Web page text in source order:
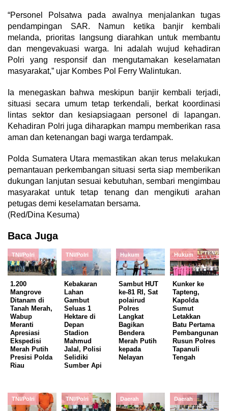
“Personel Polsatwa pada awalnya menjalankan tugas
pendampingan SAR. Namun ketika banjir kembali
melanda, prioritas langsung diarahkan untuk membantu
dan mengevakuasi warga. Ini adalah wujud kehadiran
Polri yang responsif dan mengutamakan keselamatan
masyarakat,” ujar Kombes Pol Ferry Walintukan.
Ia menegaskan bahwa meskipun banjir kembali terjadi,
situasi secara umum tetap terkendali, berkat koordinasi
lintas sektor dan kesiapsiagaan personel di lapangan.
Kehadiran Polri juga diharapkan mampu memberikan rasa
aman dan ketenangan bagi warga terdampak.
Polda Sumatera Utara memastikan akan terus melakukan
pemantauan perkembangan situasi serta siap memberikan
dukungan lanjutan sesuai kebutuhan, sembari mengimbau
masyarakat untuk tetap tenang dan mengikuti arahan
petugas demi keselamatan bersama.
(Red/Dina Kesuma)
Baca Juga
TNI/Polri
1.200
Mangrove
Ditanam di
Tanah Merah,
Wabup
Meranti
Apresiasi
Ekspedisi
Merah Putih
Presisi Polda
Riau
TNI/Polri
Kebakaran
Lahan
Gambut
Seluas 1
Hektare di
Depan
Stadion
Mahmud
Jalal, Polisi
Selidiki
Sumber Api
Hukum
Sambut HUT
ke-81 RI, Sat
polairud
Polres
Langkat
Bagikan
Bendera
Merah Putih
kepada
Nelayan
Hukum
Kunker ke
Tapteng,
Kapolda
Sumut
Letakkan
Batu Pertama
Pembangunan
Rusun Polres
Tapanuli
Tengah
TNI/Polri TNI/Polri Daerah Daerah